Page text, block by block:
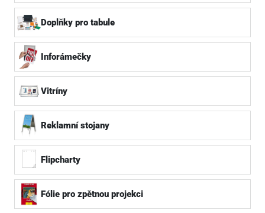
Doplňky pro tabule
Inforámečky
Vitríny
Reklamní stojany
Flipcharty
Fólie pro zpětnou projekci